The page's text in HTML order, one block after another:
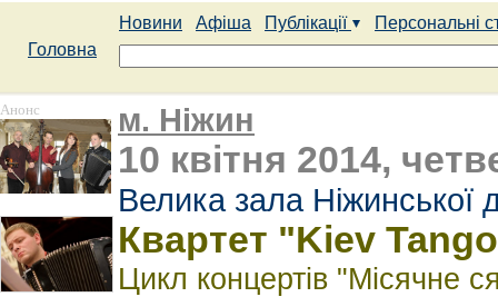
Новини Афіша Публікації
Персональні
Головна
Анонс м. Ніжин
10 квітня 2014,
Велика зала Ніжинської
Квартет "Kiev
Цикл концертів "Місячне